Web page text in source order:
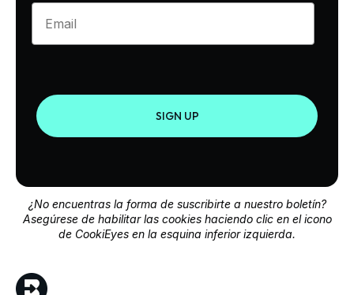
Enter your email
SIGN UP
¿No encuentras la forma de suscribirte a nuestro boletín?
Asegúrese de habilitar las cookies haciendo clic en el icono
de CookiEyes en la esquina inferior izquierda.